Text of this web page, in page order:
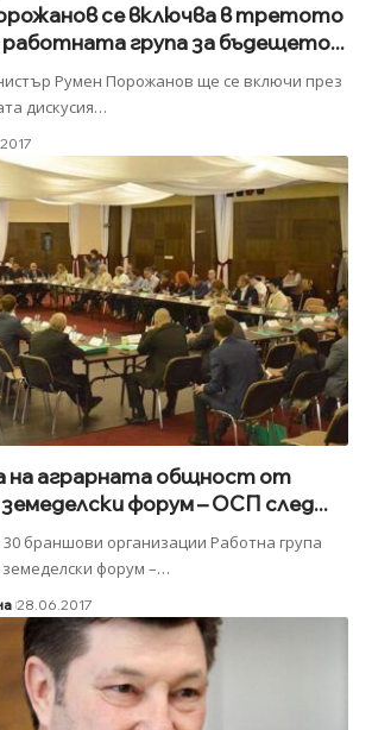
се включва в третото
работната група за бъдещето...
Румен Порожанов ще се включи през
дискусия…
на аграрната общност от
форум – ОСП след...
браншови организации Работна група
форум –…
28.06.2017